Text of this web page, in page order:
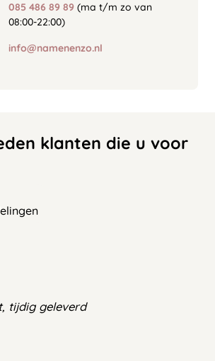
085 486 89 89 (ma t/m zo van
08:00-22:00)
info@namenenzo.nl
klanten die u voor
tijdig geleverd